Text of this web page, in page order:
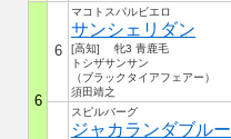
6
6
マコトスパルビエロ
サンシェリダン
[高知] 牝3 青鹿毛
トシザサンサン
（ブラックタイアフェアー）
須田靖之
スピルバーグ
ジャカランダブルー